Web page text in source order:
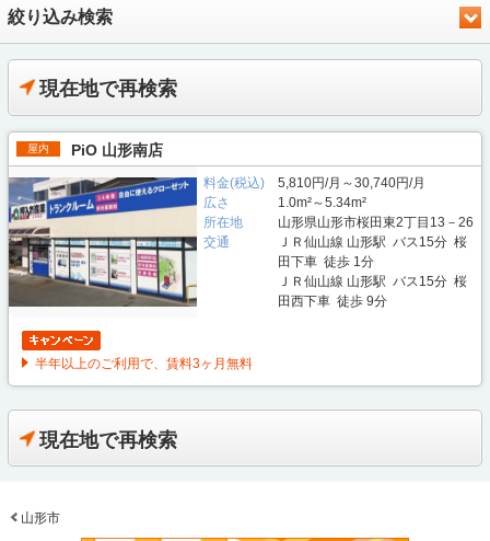
絞り込み検索
現在地で再検索
屋内 PiO 山形南店
料金(税込)
5,810円/月～30,740円/月
広さ
1.0m²～5.34m²
所在地
山形県山形市桜田東2丁目13－26
交通
ＪＲ仙山線 山形駅 バス15分 桜
田下車 徒歩 1分
ＪＲ仙山線 山形駅 バス15分 桜
田西下車 徒歩 9分
半年以上のご利用で、賃料3ヶ月無料
現在地で再検索
山形市